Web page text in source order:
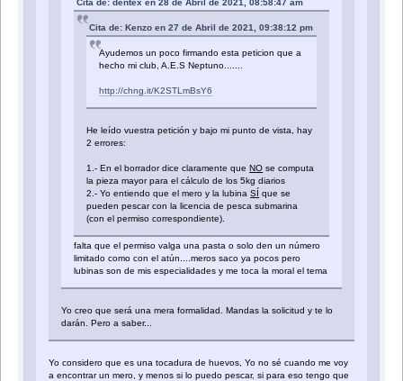
Cita de: dentex en 28 de Abril de 2021, 08:58:47 am
Cita de: Kenzo en 27 de Abril de 2021, 09:38:12 pm
Ayudemos un poco firmando esta peticion que a
hecho mi club, A.E.S Neptuno.......
http://chng.it/K2STLmBsY6
He leído vuestra petición y bajo mi punto de vista, hay
2 errores:
1.- En el borrador dice claramente queNO se computa
la pieza mayor para el cálculo de los 5kg diarios
2.- Yo entiendo que el mero y la lubinaSÍ que se
pueden pescar con la licencia de pesca submarina
(con el permiso correspondiente).
falta que el permiso valga una pasta o solo den un número
limitado como con el atún....meros saco ya pocos pero
lubinas son de mis especialidades y me toca la moral el tema
Yo creo que será una mera formalidad. Mandas la solicitud y te lo
darán. Pero a saber...
Yo considero que es una tocadura de huevos, Yo no sé cuando me voy
a encontrar un mero, y menos si lo puedo pescar, si para eso tengo que